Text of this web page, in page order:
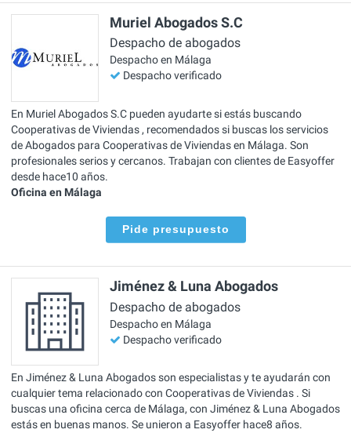
Muriel Abogados S.C
Despacho de abogados
Despacho en Málaga
Despacho verificado
En Muriel Abogados S.C pueden ayudarte si estás buscando
Cooperativas de Viviendas , recomendados si buscas los servicios
de Abogados para Cooperativas de Viviendas en Málaga. Son
profesionales serios y cercanos. Trabajan con clientes de Easyoffer
desde hace10 años.
Oficina en Málaga
Pide presupuesto
Jiménez & Luna Abogados
Despacho de abogados
Despacho en Málaga
Despacho verificado
En Jiménez & Luna Abogados son especialistas y te ayudarán con
cualquier tema relacionado con Cooperativas de Viviendas . Si
buscas una oficina cerca de Málaga, con Jiménez & Luna Abogados
estás en buenas manos. Se unieron a Easyoffer hace8 años.